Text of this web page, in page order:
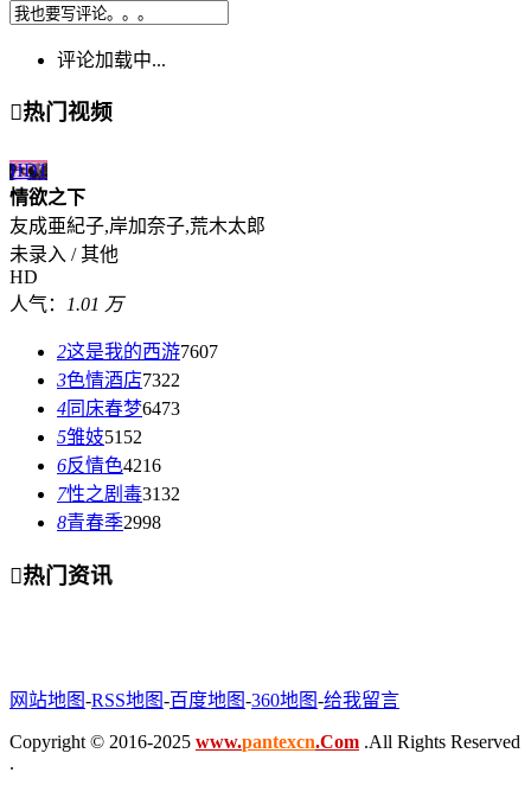
评论加载中...
热门视频
HD1
情欲之下
友成亜紀子,岸加奈子,荒木太郎
未录入 / 其他
HD
人气：
1.01 万
2这是我的西游7607
3色情酒店7322
4同床春梦6473
5雏妓5152
6反情色4216
7性之剧毒3132
8青春季2998
热门资讯
网站地图-RSS地图-百度地图-360地图-给我留言
Copyright © 2016-2025 www.pantexcn.Com .All Rights Reserved
.